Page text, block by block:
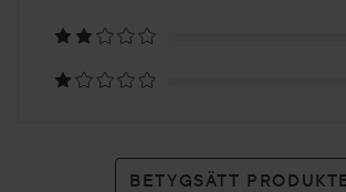
betyg
BETYGSÄTT